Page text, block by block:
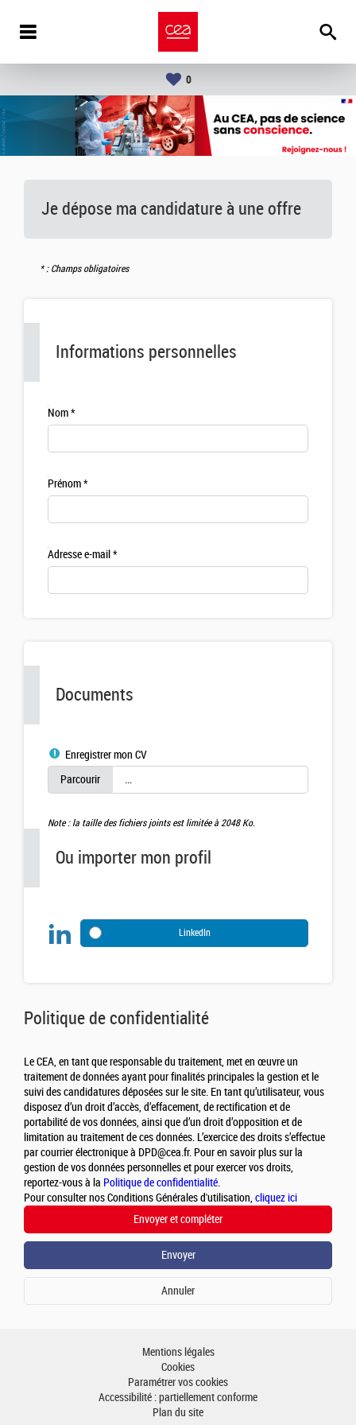
0
Je dépose ma candidature à une offre
: Champs obligatoires
Politique de confidentialité
Le CEA, en tant que responsable du traitement, met en œuvre un
traitement de données ayant pour finalités principales la gestion et le
suivi des candidatures déposées sur le site. En tant qu’utilisateur, vous
disposez d’un droit d’accès, d’effacement, de rectification et de
portabilité de vos données, ainsi que d’un droit d’opposition et de
limitation au traitement de ces données. L’exercice des droits s’effectue
par courrier électronique à DPD@cea.fr. Pour en savoir plus sur la
gestion de vos données personnelles et pour exercer vos droits,
reportez-vous à la Politique de confidentialité.
Pour consulter nos Conditions Générales d'utilisation, cliquez ici
Documents
Enregistrer mon CV
Note : la taille des fichiers joints est limitée à 2048 Ko.
Ou importer mon profil
LinkedIn
Informations personnelles
Nom
Prénom
Adresse e-mail
Mentions légales
Cookies
Paramétrer vos cookies
Accessibilité : partiellement conforme
Plan du site